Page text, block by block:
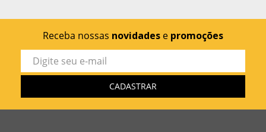
Receba nossas novidades e promoções